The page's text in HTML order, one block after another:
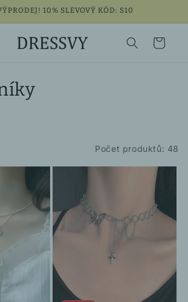
10% SLEVOVÝ KÓD: S10
Košík
Počet produktů: 48